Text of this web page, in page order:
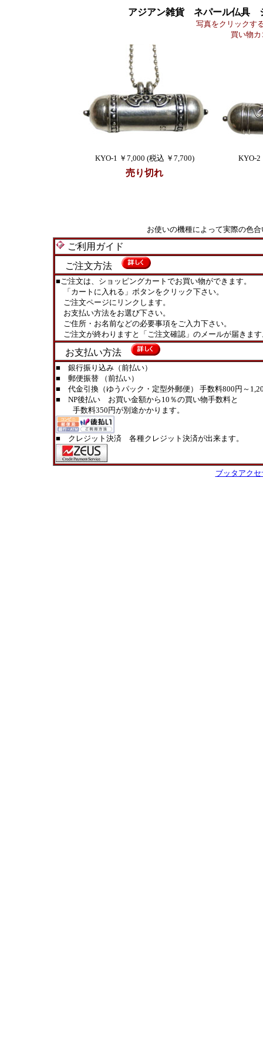
アジアン雑貨 ネパール仏具
写真をクリックす
買い物
KYO-1 ￥7,000 (税込 ￥7,700) KYO-2
売り切れ
お使いの機種によって実際の色
ご利用ガイド
ご注文方法
■ご注文は、ショッピングカートでお買い物ができます。
「カートに入れる」ボタンをクリック下さい。
ご注文ページにリンクします。
お支払い方法をお選び下さい。
ご住所・お名前などの必要事項をご入力下さい。
ご注文が終わりますと「ご注文確認」のメールが届きま
お支払い方法
■ 銀行振り込み（前払い）
■ 郵便振替 （前払い）
■ 代金引換（ゆうパック・定型外郵便） 手数料800円～
■ NP後払い お買い金額から10％の買い物手数料と
手数料350円が別途かかります。
■ クレジット決済 各種クレジット決済が出来ます。
ブッタアク